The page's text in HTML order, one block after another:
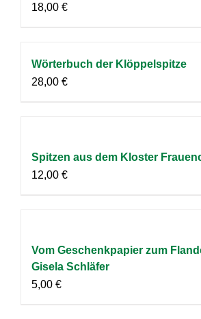
18,00 €
Wörterbuch der Klöppelspitze
28,00 €
Spitzen aus dem Kloster
12,00 €
Vom Geschenkpapier zum
Gisela Schläfer
5,00 €